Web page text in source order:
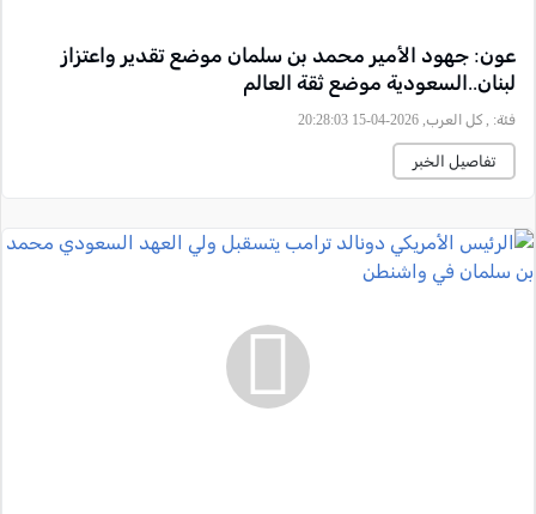
عون: جهود الأمير محمد بن سلمان موضع تقدير واعتزاز
لبنان..السعودية موضع ثقة العالم
فئة: , كل العرب, 2026-04-15 20:28:03
تفاصيل الخبر